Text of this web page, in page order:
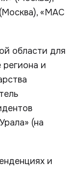
«МАС
области для
региона и
(на
и